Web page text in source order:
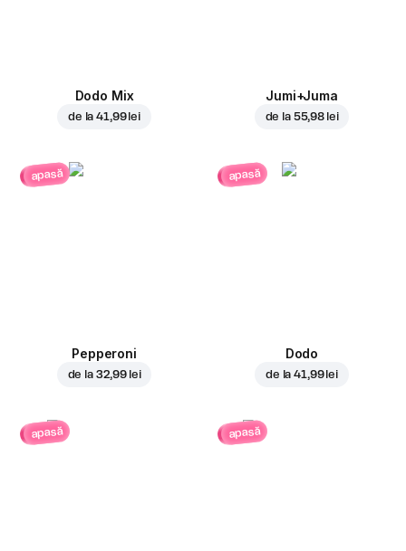
Dodo Mix
de la41,99 lei
Jumi+Juma
de la 55,98 lei
apasă
Pepperoni
de la 32,99 lei
apasă
Dodo
de la41,99 lei
apasă apasă